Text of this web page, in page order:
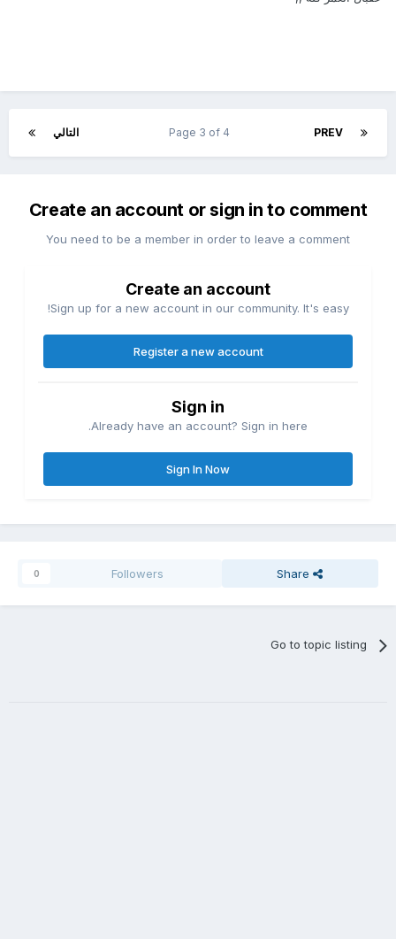
PREV التالي Page 3 of 4
Create an account or sign in to comment
You need to be a member in order to leave a comment
Create an account
Sign up for a new account in our community. It's easy!
Register a new account
Sign in
Already have an account? Sign in here.
Sign In Now
Share
Followers
0
Go to topic listing